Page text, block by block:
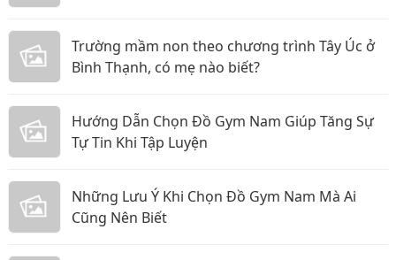
Trường mầm non theo chương trình Tây Úc ở
Bình Thạnh, có mẹ nào biết?
Hướng Dẫn Chọn Đồ Gym Nam Giúp Tăng Sự
Tự Tin Khi Tập Luyện
Những Lưu Ý Khi Chọn Đồ Gym Nam Mà Ai
Cũng Nên Biết